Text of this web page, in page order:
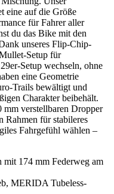
eine auf die Größe
für Fahrer aller
du das Bike mit den
unseres Flip-Chip-
Setup für
Setup wechseln, ohne
eine Geometrie
Trails bewältigt und
Charakter beibehält.
mm verstellbaren Dropper
Rahmen für stabileres
Fahrgefühl wählen –
mit 174 mm Federweg am
MERIDA Tubeless-